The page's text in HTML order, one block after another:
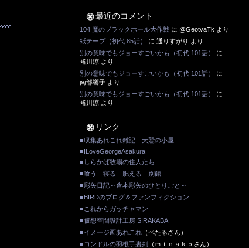
最近のコメント
104 魔のブラックホール大作戦 に@GeotvaTk より
紙テープ（初代 85話）
に通りすがり より
別の意味でもジョーすごいかも（初代 101話）
に
裕川涼 より
別の意味でもジョーすごいかも（初代 101話）
に
南部響子 より
別の意味でもジョーすごいかも（初代 101話）
に
裕川涼 より
リンク
■収集あれこれ雑記 大鷲の小屋
■ILoveGeorgeAsakura
■しらかば牧場の住人たち
■喰う 寝る 肥える 別館
■彩矢日記～倉本彩矢のひとりごと～
■BIRDのブログ＆ファンフィクション
■これからガッチャマン
■仮想空間設計工房 SIRAKABA
■イメージ画あれこれ （ぺたるさん）
■コンドルの羽根手裏剣
（ｍｉｎａｋｏさん）